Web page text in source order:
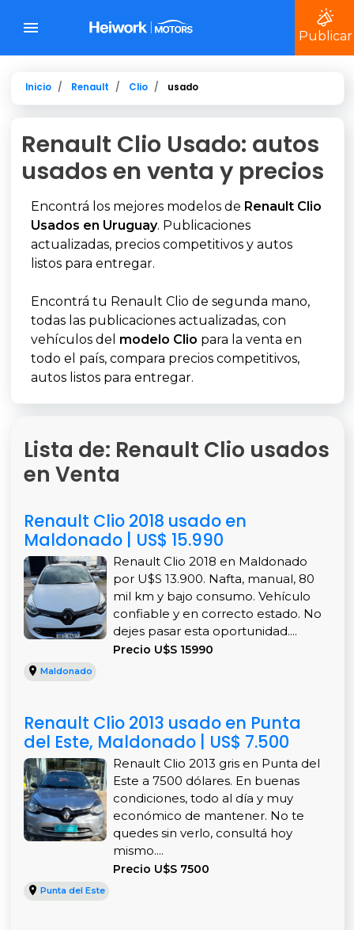
Publicar
Inicio Renault Clio usado
Renault Clio Usado: autos
usados en venta y precios
Encontrá los mejores modelos de Renault Clio
Usados en Uruguay. Publicaciones
actualizadas, precios competitivos y autos
listos para entregar.
Encontrá tu Renault Clio de segunda mano,
todas las publicaciones actualizadas, con
vehículos del modelo Clio para la venta en
todo el país, compara precios competitivos,
autos listos para entregar.
Lista de: Renault Clio usados
en Venta
Renault Clio 2018 usado en
Maldonado | US$ 15.990
Renault Clio 2018 en Maldonado
por U$S 13.900. Nafta, manual, 80
mil km y bajo consumo. Vehículo
confiable y en correcto estado. No
dejes pasar esta oportunidad....
Precio U$S 15990
Maldonado
Renault Clio 2013 usado en Punta
del Este, Maldonado | US$ 7.500
Renault Clio 2013 gris en Punta del
Este a 7500 dólares. En buenas
condiciones, todo al día y muy
económico de mantener. No te
quedes sin verlo, consultá hoy
mismo....
Precio U$S 7500
Punta del Este